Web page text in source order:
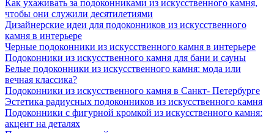
Как ухаживать за подоконниками из искусственного камня,
чтобы они служили десятилетиями
Дизайнерские идеи для подоконников из искусственного
камня в интерьере
Черные подоконники из искусственного камня в интерьере
Подоконники из искусственного камня для бани и сауны
Белые подоконники из искусственного камня: мода или
вечная классика?
Подоконники из искусственного камня в Санкт- Петербурге
Эстетика радиусных подоконников из искусственного камня
Подоконники с фигурной кромкой из искусственного камня:
акцент на деталях